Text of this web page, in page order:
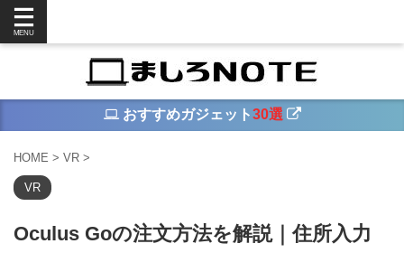
おすすめガジェット30選
HOME > VR >
VR
Oculus Goの注文方法を解説｜住所入力